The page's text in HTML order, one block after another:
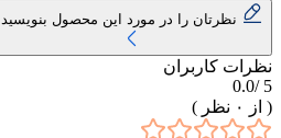
نظرتان را در مورد این محصول بنویسید
نظرات کاربران
5 /
0.0
( از
۰ نظر )